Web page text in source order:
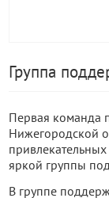
Группа
Первая команда
Нижегородской
яркой группы
В группе